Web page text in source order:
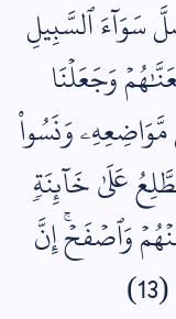
ٱلسَّبِيلِ
وَجَعَلۡنَا
وَنَسُواْ
عَلَىٰ خَآئِنَةٖ
وَٱصۡفَحۡۚ إِنَّ